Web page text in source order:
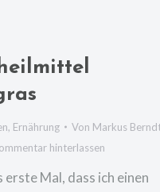
, Ernährung Von Markus
hinterlassen
erste Mal, dass ich einen